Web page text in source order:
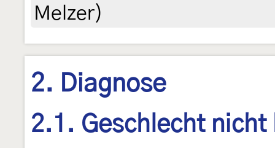
Melzer)
2. Diagnose
2.1. Geschlecht nicht